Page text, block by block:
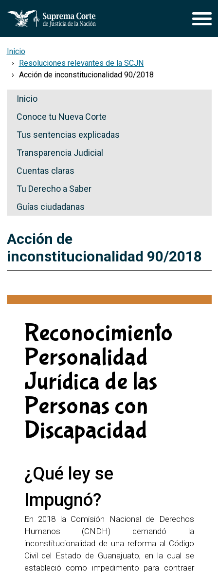
Inicio
Resoluciones relevantes de la SCJN
Acción de inconstitucionalidad 90/2018
Secciones de Transparencia
Inicio
Conoce tu Nueva Corte
Tus sentencias explicadas
Transparencia Judicial
Cuentas claras
Tu Derecho a Saber
Guías ciudadanas
Acción de
inconstitucionalidad 90/2018
Reconocimiento
Personalidad
Jurídica de las
Personas con
Discapacidad
En 2018 la Comisión Nacional de Derechos
Humanos (CNDH) demandó la
inconstitucionalidad de una reforma al Código
Civil del Estado de Guanajuato, en la cual se
estableció como impedimento para contraer
¿Qué ley se
Impugnó?